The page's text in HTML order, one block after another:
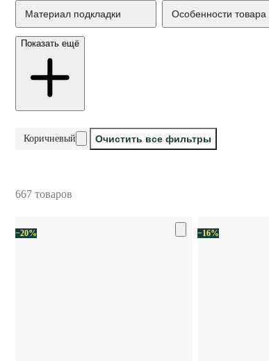
Материал подкладки Особенности товара
Показать ещё
Коричневый Очистить все фильтры
667 товаров
−20% −16%